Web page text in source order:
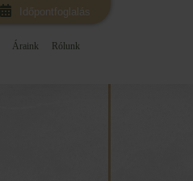
Áraink Rólunk
Időpontfoglalás